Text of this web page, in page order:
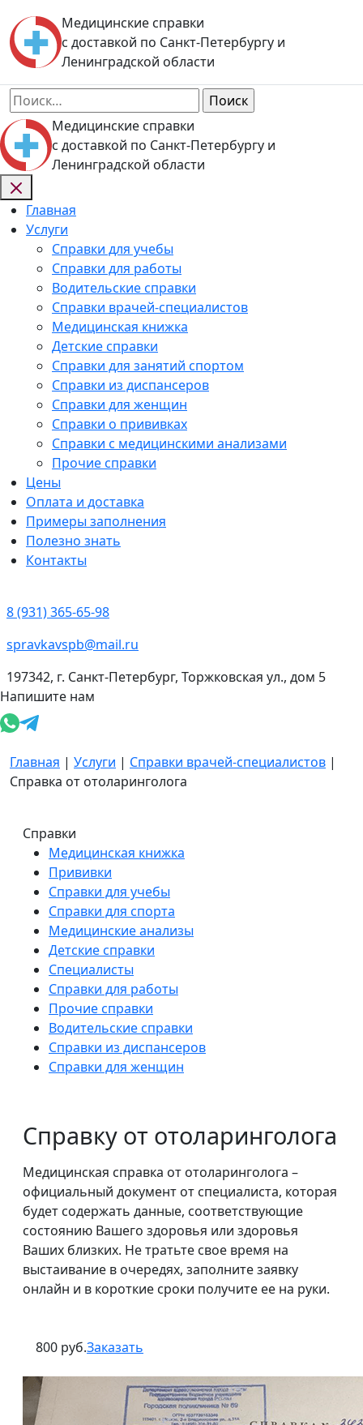
to
content
Медицинские справки
с доставкой по Санкт-Петербургу и
Ленинградской области
Найти:
Медицинские справки
с доставкой по Санкт-Петербургу и
Ленинградской области
Главная
Услуги
Справки для учебы
Справки для работы
Водительские справки
Справки врачей-специалистов
Медицинская книжка
Детские справки
Справки для занятий спортом
Справки из диспансеров
Справки для женщин
Справки о прививках
Справки с медицинскими анализами
Прочие справки
Цены
Оплата и доставка
Примеры заполнения
Полезно знать
Контакты
8 (931) 365-65-98
spravkavspb@mail.ru
197342, г. Санкт-Петербург, Торжковская ул., дом 5
Напишите нам
Главная | Услуги | Справки врачей-специалистов |
Справка от отоларинголога
Справки
Медицинская книжка
Прививки
Справки для учебы
Справки для спорта
Медицинские анализы
Детские справки
Специалисты
Справки для работы
Прочие справки
Водительские справки
Справки из диспансеров
Справки для женщин
Справку от отоларинголога
Медицинская справка от отоларинголога –
официальный документ от специалиста, которая
будет содержать данные, соответствующие
состоянию Вашего здоровья или здоровья
Ваших близких. Не тратьте свое время на
выстаивание в очередях, заполните заявку
онлайн и в короткие сроки получите ее на руки.
800 руб.Заказать